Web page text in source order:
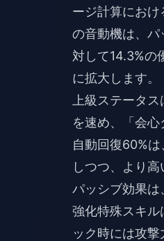
ージ計算にお
の音動機は、
対して14.3%の
に拡大します。
上級ステータ
を速め、「会
自動回復60%
しつつ、より高
パッシブ効果
強化特殊スキ
ック時には攻